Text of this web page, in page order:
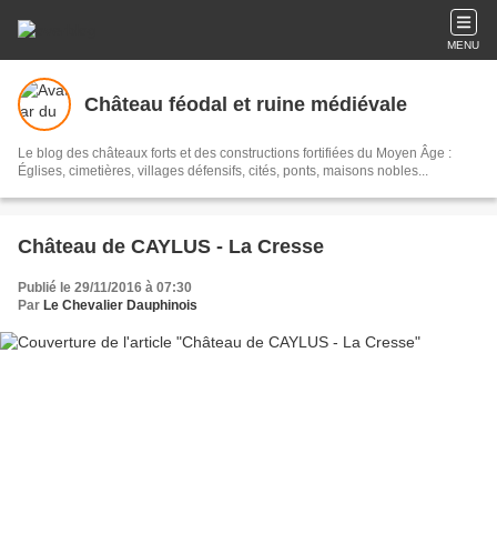
MENU
Château féodal et ruine médiévale
Le blog des châteaux forts et des constructions fortifiées du Moyen Âge :
Églises, cimetières, villages défensifs, cités, ponts, maisons nobles...
Château de CAYLUS - La Cresse
Publié le 29/11/2016 à 07:30
Par Le Chevalier Dauphinois